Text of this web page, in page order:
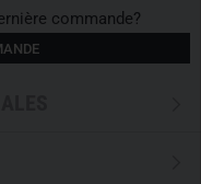
commande?